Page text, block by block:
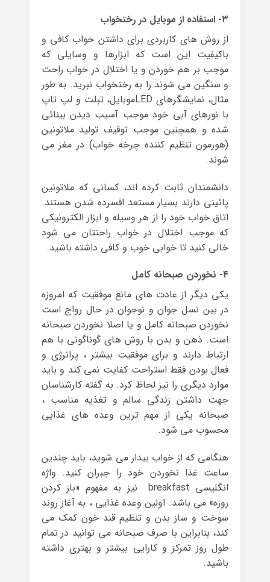
۳- استفاده از موبایل در رختخواب
از روش های کاربردی برای داشتن خواب کافی و
باکیفیت این است که ابزارها و وسایلی که
موجب بر هم خوردن و یا اختلال در خواب راحت
و سنگین می شوند را به رختخواب نبرید. به طور
مثال، نمایشگرهای LEDموبایل، تبلت و لپ تاپ
با نورهای آبی خود موجب آسیب دیدن بینائی
شده و همچنین موجب توقیف تولید ملاتونین
(هورمون تنظیم کننده چرخه خواب) در مغز می
شوند.
دانشمندان ثابت کرده اند، کسانی که ملاتونین
پائینی دارند بسیار مستعد افسرده شدن هستند.
اتاق خواب خود را از هر وسیله و ابزار الکترونیکی
که موجب اختلال در خواب راحتتان می شود
خالی کنید تا خوابی خوب و کافی داشته باشید.
۴- نخوردن صبحانه کامل
یکی دیگر از عادت های مانع موفقیت که امروزه
در بین نسل جوان و نوجوان در حال رواج است
نخوردن صبحانه کامل و یا اصلا نخوردن صبحانه
است. ذهن و بدن با روش های گوناگونی با هم
ارتباط دارند و برای موفقیت بیشتر ، پرانرژی و
فعال بودن فقط استراحت کفایت نمی کند و باید
موارد دیگری را نیز لحاظ کرد. به گفته کارشناسان
جهت داشتن زندگی سالم و تغذیه مناسب ،
صبحانه یکی از مهم ترین وعده های غذایی
محسوب می شود.
هنگامی که از خواب بیدار می شوید، باید چندین
ساعت غذا نخوردن خود را جبران کنید. واژه
انگلیسی breakfast نیز به مفهوم «باز کردن
روزه» می باشد. اولین وعده غذایی ، به آغاز روند
سوخت و ساز بدن و تنظیم قند خون کمک می
کند، بنابراین با صرف صبحانه می توانید در تمام
طول روز تمرکز و کارایی بیشتر و بهتری داشته
باشید.